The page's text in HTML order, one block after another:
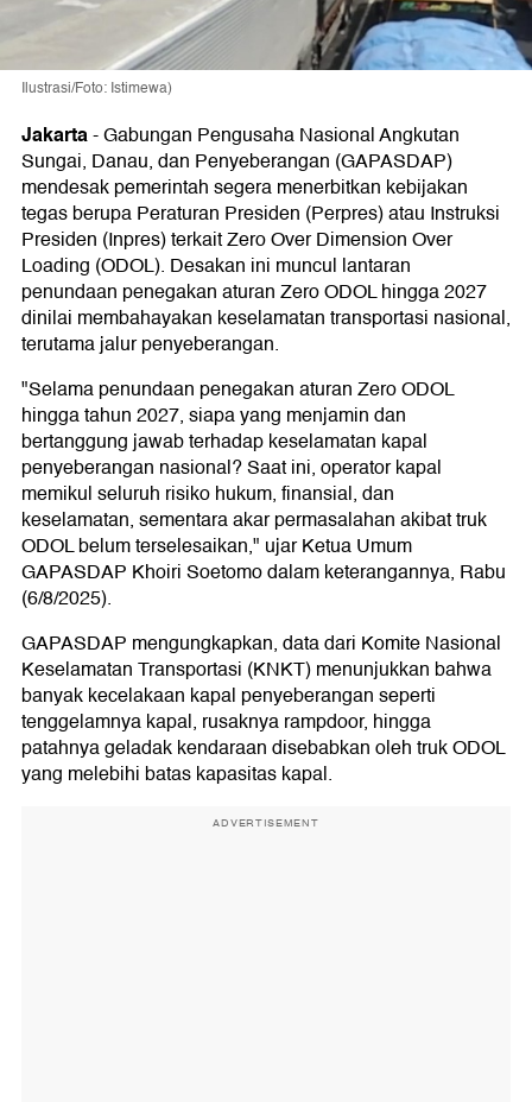
Ilustrasi/Foto: Istimewa)
Jakarta-Gabungan Pengusaha Nasional Angkutan
Sungai, Danau, dan Penyeberangan (GAPASDAP)
mendesak pemerintah segera menerbitkan kebijakan
tegas berupa Peraturan Presiden (Perpres) atau Instruksi
Presiden (Inpres) terkait Zero Over Dimension Over
Loading (ODOL). Desakan ini muncul lantaran
penundaan penegakan aturan Zero ODOL hingga 2027
dinilai membahayakan keselamatan transportasi nasional,
terutama jalur penyeberangan.
"Selama penundaan penegakan aturan Zero ODOL
hingga tahun 2027, siapa yang menjamin dan
bertanggung jawab terhadap keselamatan kapal
penyeberangan nasional? Saat ini, operator kapal
memikul seluruh risiko hukum, finansial, dan
keselamatan, sementara akar permasalahan akibat truk
ODOL belum terselesaikan," ujar Ketua Umum
GAPASDAP Khoiri Soetomo dalam keterangannya, Rabu
(6/8/2025).
GAPASDAP mengungkapkan, data dari Komite Nasional
Keselamatan Transportasi (KNKT) menunjukkan bahwa
banyak kecelakaan kapal penyeberangan seperti
tenggelamnya kapal, rusaknya rampdoor, hingga
patahnya geladak kendaraan disebabkan oleh truk ODOL
yang melebihi batas kapasitas kapal.
ADVERTISEMENT